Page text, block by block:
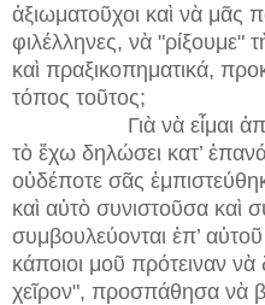
ἀξιωματοῦχοι καὶ νὰ μᾶς
φιλέλληνες, νὰ "ρίξουμε"
καὶ πραξικοπηματικά,
τόπος τοῦτος;
Γιὰ νὰ εἶμαι
τὸ ἔχω δηλώσει κατ’
οὐδέποτε σᾶς
καὶ αὐτὸ συνιστοῦσα καὶ
συμβουλεύονται ἐπ’
κάποιοι μοῦ πρότειναν
χεῖρον", προσπάθησα νὰ